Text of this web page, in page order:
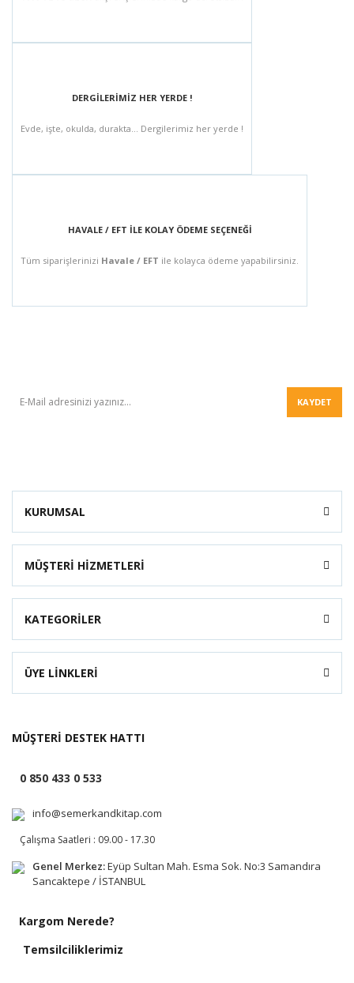
DERGİLERİMİZ HER YERDE !
Evde, işte, okulda, durakta... Dergilerimiz her yerde !
HAVALE / EFT İLE KOLAY ÖDEME SEÇENEĞİ
Tüm siparişlerinizi Havale / EFT ile kolayca ödeme yapabilirsiniz.
KAYDET
KURUMSAL
MÜŞTERİ HİZMETLERİ
KATEGORİLER
ÜYE LİNKLERİ
MÜŞTERİ DESTEK HATTI
0 850 433 0 533
info@semerkandkitap.com
Çalışma Saatleri : 09.00 - 17.30
Genel Merkez:Eyüp Sultan Mah. Esma Sok. No:3 Samandıra
Sancaktepe / İSTANBUL
Kargom Nerede?
Temsilciliklerimiz